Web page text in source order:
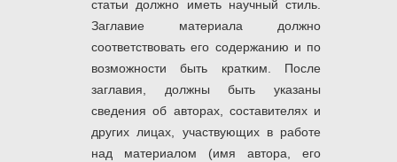
статьи должно иметь научный стиль.
Заглавие материала должно
соответствовать его содержанию и по
возможности быть кратким. После
заглавия, должны быть указаны
сведения об авторах, составителях и
других лицах, участвующих в работе
над материалом (имя автора, его